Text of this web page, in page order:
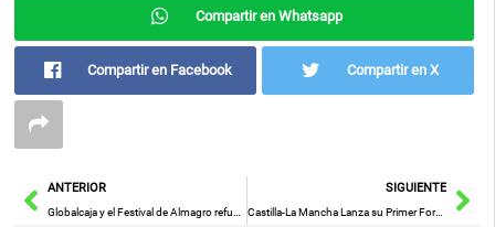
Compartir en Whatsapp
Compartir en Facebook Compartir en X
AntANTERIOR SIGUIENTE
Castilla-La Mancha Lanza su Primer Foro Industrial: Impulsando Alianzas para Enfrentar los Retos del Sector